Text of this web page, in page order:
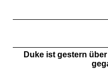
Duke ist gestern